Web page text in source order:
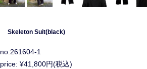
Skeleton Suit(black)
no:261604-1
price: ¥41,800円(税込)